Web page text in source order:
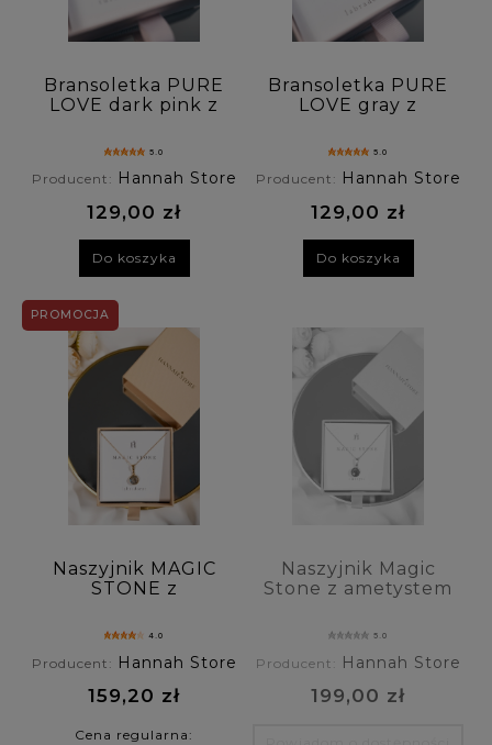
Bransoletka PURE
LOVE dark pink z
turmalinu
5.0
Producent: Hannah Store
129,00 zł
Do koszyka
Bransoletka PURE
LOVE gray z
5.0
Producent: Hannah Store
129,00 zł
Do koszyka
Naszyjnik MAGIC
STONE z
4.0
Producent: Hannah Store
159,20 zł
Cena regularna:
PROMOCJA
Naszyjnik Magic
Stone z ametystem
5.0
Producent: Hannah Store
199,00 zł